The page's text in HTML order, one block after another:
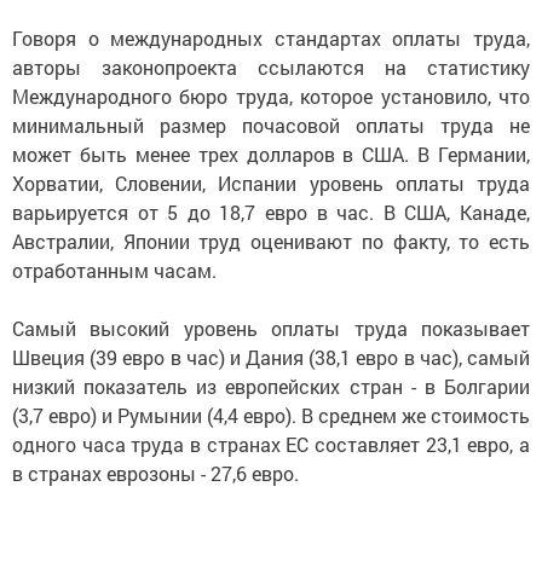
Говоря о международных стандартах оплаты труда,
авторы законопроекта ссылаются на статистику
Международного бюро труда, которое установило, что
минимальный размер почасовой оплаты труда не
может быть менее трех долларов в США. В Германии,
Хорватии, Словении, Испании уровень оплаты труда
варьируется от 5 до 18,7 евро в час. В США, Канаде,
Австралии, Японии труд оценивают по факту, то есть
отработанным часам.
Самый высокий уровень оплаты труда показывает
Швеция (39 евро в час) и Дания (38,1 евро в час), самый
низкий показатель из европейских стран - в Болгарии
(3,7 евро) и Румынии (4,4 евро). В среднем же стоимость
одного часа труда в странах ЕС составляет 23,1 евро, а
в странах еврозоны - 27,6 евро.